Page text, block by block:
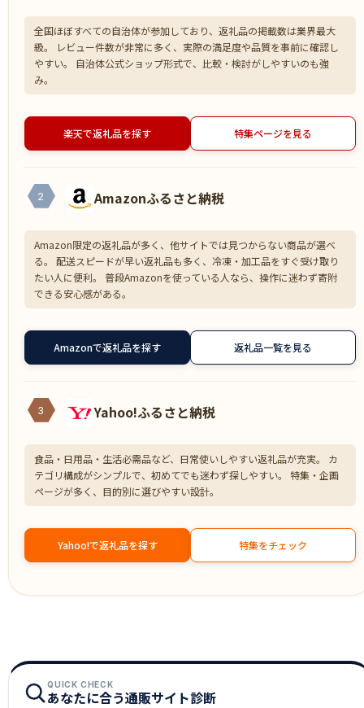
全国ほぼすべての自治体が参加しており、返礼品の掲載数は業界最大
級。 レビュー件数が非常に多く、実際の満足度や品質を事前に確認し
やすい。 自治体公式ショップ形式で、比較・検討がしやすいのも強
み。
楽天で返礼品を探す 特集ページを見る
2 Amazonふるさと納税
Amazon限定の返礼品が多く、他サイトでは見つからない商品が選べ
る。 配送スピードが早い返礼品も多く、冷凍・加工品をすぐ受け取り
たい人に便利。 普段Amazonを使っている人なら、操作に迷わず寄附
できる安心感がある。
Amazonで返礼品を探す 返礼品一覧を見る
3 Yahoo!ふるさと納税
食品・日用品・生活必需品など、日常使いしやすい返礼品が充実。 カ
テゴリ構成がシンプルで、初めてでも迷わず探しやすい。 特集・企画
ページが多く、目的別に選びやすい設計。
Yahoo!で返礼品を探す 特集をチェック
QUICK CHECK
あなたに合う通販サイト診断